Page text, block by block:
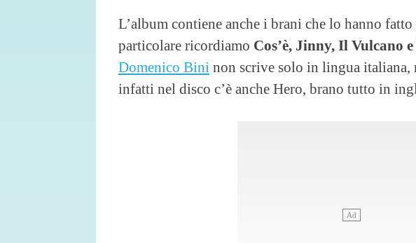
L’album contiene anche i brani che lo hanno
particolare ricordiamo Cos’è, Jinny, Il Vulcano
Domenico Bini non scrive solo in lingua italiana,
infatti nel disco c’è anche Hero, brano tutto in